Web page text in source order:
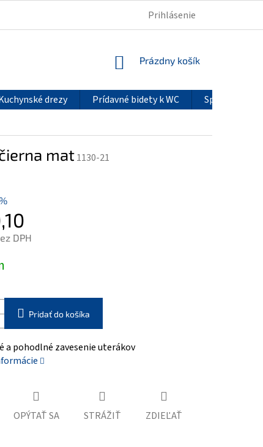
OCHRANY OSOBNÝCH ÚDAJOV REKLAMÁCIE
Prihlásenie
NÁKUPNÝ
Prázdny košík
drezy Prídavné bidety k WC
Sprchové
mat1130-21
DPH
Pridať do košíka
a pohodlné zavesenie uterákov
OPÝTAŤ SA STRÁŽIŤ ZDIEĽAŤ